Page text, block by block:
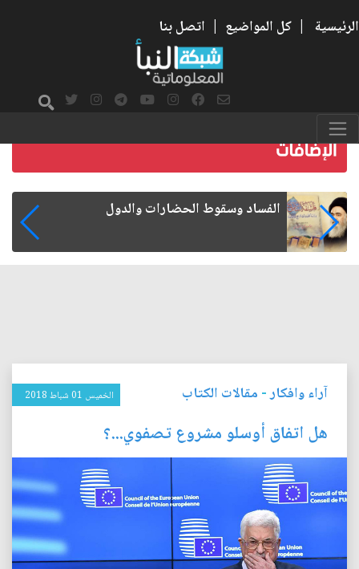
الرئيسية | كل المواضيع | اتصل بنا
رواتب الموظفين على صفيح ساخن
آراء وافكار- مقالات الكتاب الخميس 01 شباط 2018
هل اتفاق أوسلو مشروع تصفوي...؟